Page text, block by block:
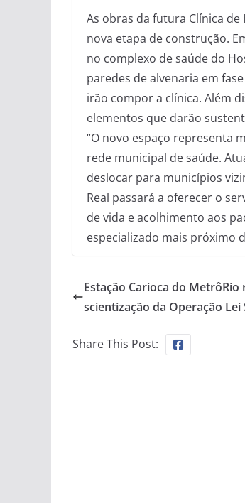
As obras da futura Clínica
nova etapa de construção.
no complexo de saúde do
paredes de alvenaria em
irão compor a clínica. Além
elementos que darão
“O novo espaço representa
rede municipal de saúde.
deslocar para municípios
Real passará a oferecer o
de vida e acolhimento aos
especializado mais próximo
Estação Carioca do MetrôRio
scientização da Operação Lei
Share This Post: